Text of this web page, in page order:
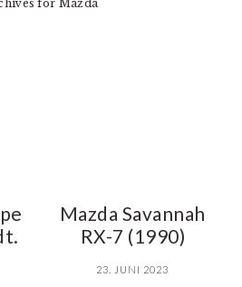
for Mazda
Mazda Savannah
RX-7 (1990)
23. JUNI 2023